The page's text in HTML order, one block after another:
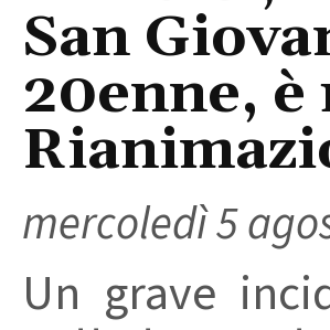
San
20enne,
mercoledì 5
Un grave